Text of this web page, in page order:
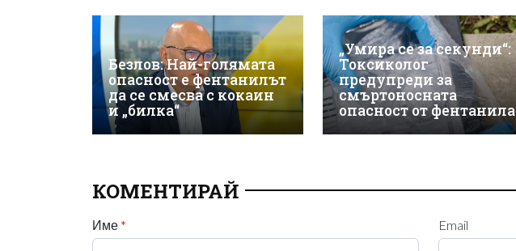
Безлов: Най-голямата
опасност е фентанилът
да се смесва с кокаин
и „билка“
„Умира се за секунди“:
Токсиколог
предупреди за
смъртоносната
опасност от фентанила
КОМЕНТИРАЙ
Име * Email